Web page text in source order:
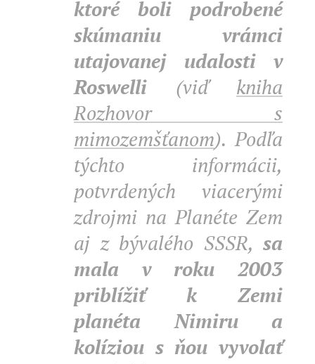
ktoré boli podrobené
skúmaniu vrámci
utajovanej udalosti v
Roswelli (viď kniha
Rozhovor s
mimozemšťanom). Podľa
týchto informácii,
potvrdených viacerými
zdrojmi na Planéte Zem
aj z bývalého SSSR, sa
mala v roku 2003
priblížiť k Zemi
planéta Nimiru a
kolíziou s ňou vyvolať